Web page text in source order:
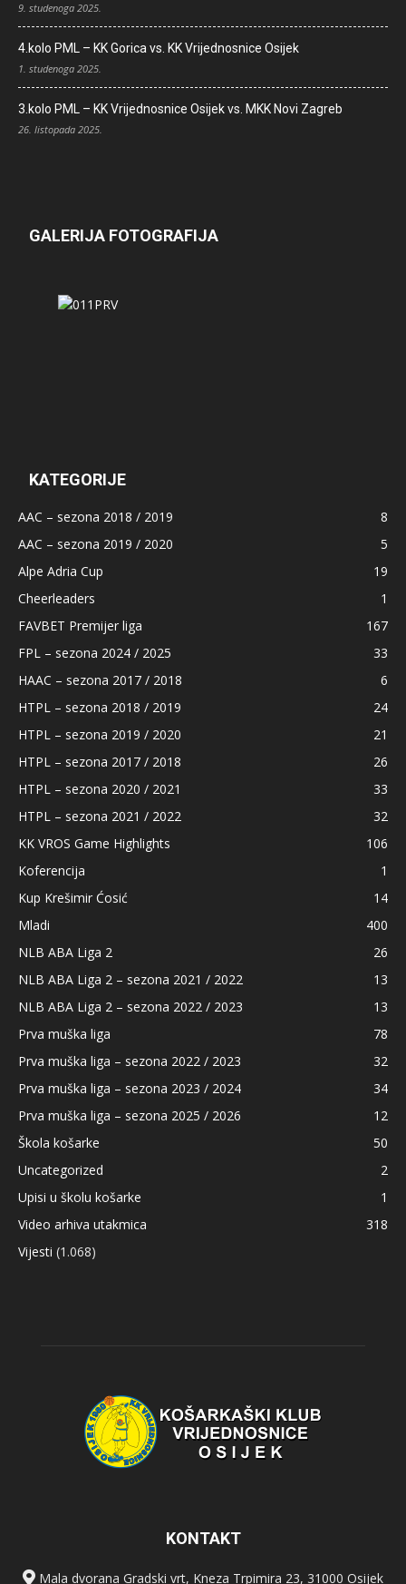
9. studenoga 2025.
4.kolo PML – KK Gorica vs. KK Vrijednosnice Osijek
1. studenoga 2025.
3.kolo PML – KK Vrijednosnice Osijek vs. MKK Novi Zagreb
26. listopada 2025.
GALERIJA FOTOGRAFIJA
KATEGORIJE
AAC – sezona 2018 / 2019
8
AAC – sezona 2019 / 2020
5
Alpe Adria Cup
19
Cheerleaders
1
FAVBET Premijer liga
167
FPL – sezona 2024 / 2025
33
HAAC – sezona 2017 / 2018
6
HTPL – sezona 2018 / 2019
24
HTPL – sezona 2019 / 2020
21
HTPL – sezona 2017 / 2018
26
HTPL – sezona 2020 / 2021
33
HTPL – sezona 2021 / 2022
32
KK VROS Game Highlights
106
Koferencija
1
Kup Krešimir Ćosić
14
Mladi
400
NLB ABA Liga 2
26
NLB ABA Liga 2 – sezona 2021 / 2022
13
NLB ABA Liga 2 – sezona 2022 / 2023
13
Prva muška liga
78
Prva muška liga – sezona 2022 / 2023
32
Prva muška liga – sezona 2023 / 2024
34
Prva muška liga – sezona 2025 / 2026
12
Škola košarke
50
Uncategorized
2
Upisi u školu košarke
1
Video arhiva utakmica
318
Vijesti (1.068)
KONTAKT
Mala dvorana Gradski vrt, Kneza Trpimira 23, 31000 Osijek